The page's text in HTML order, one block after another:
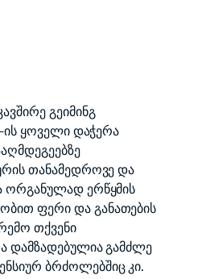
გეიმინგ
ის ყოველი დაჭერა
თანამედროვე და
ორგანულად ერწყმის
ფერი და განათების
თქვენი
დამზადებულია გამძლე
ბრძოლებშიც კი.